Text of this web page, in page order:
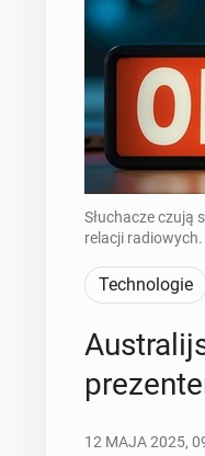
Słuchacze czują
relacji
Technologie
12 MAJA 2025,